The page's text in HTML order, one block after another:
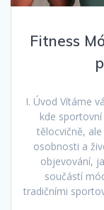
Fitness
I. Úvod Vítáme
kde
tělocvičně,
osobnosti a
objevování,
součástí
tradičními